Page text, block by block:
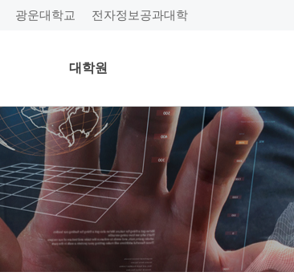
광운대학교 전자정보공과대학
대학원